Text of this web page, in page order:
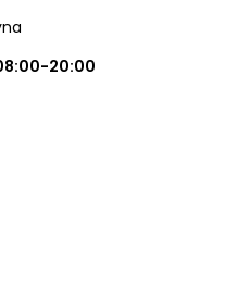
20:00